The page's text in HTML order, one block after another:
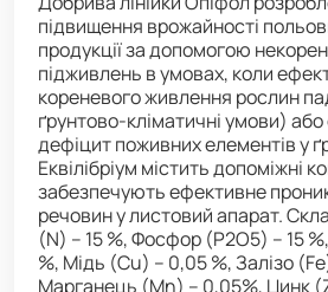
підвищення врожайності
продукції за допомогою
підживлень в умовах, коли
кореневого живлення рослин
ґрунтово-кліматичні умови)
дефіцит поживних елементів у
Еквілібріум містить допоміжні
забезпечують ефективне
речовин у листовий апарат.
(N) – 15 %, Фосфор (P2O5) – 15
%, Мідь (Cu) – 0,05 %, Залізо
Марганець (Mn) – 0,05%, Цинк